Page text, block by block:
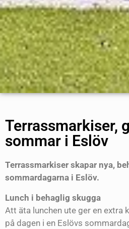
Terrassmarkiser,
sommar i Eslöv
Terrassmarkiser skapar nya,
sommardagarna i Eslöv.
Lunch i behaglig skugga
Att äta lunchen ute ger en extra
på dagen i en Eslövs